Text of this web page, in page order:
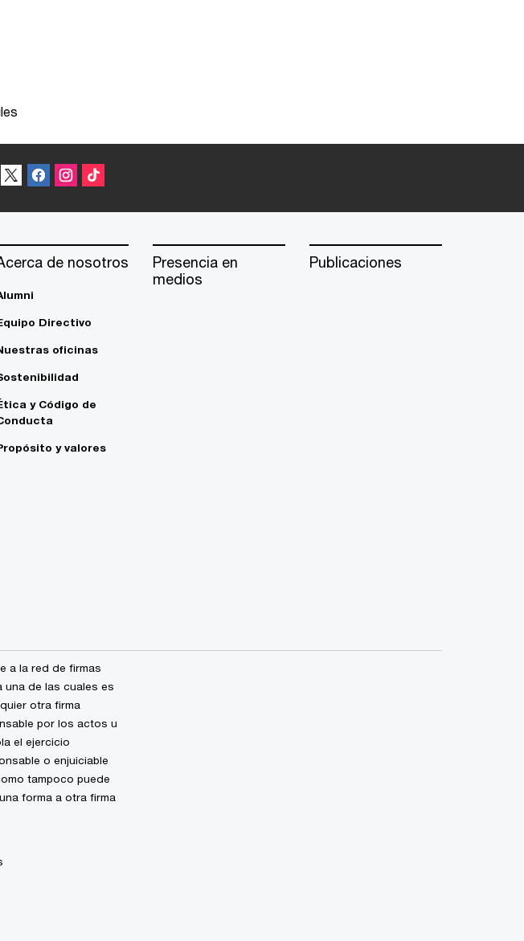
de nosotros
Directivo
oficinas
y Código de
y valores
Presencia en
medios
Publicaciones
a la red de firmas
una de las cuales es
otra firma
por los actos u
el ejercicio
o enjuiciable
tampoco puede
forma a otra firma